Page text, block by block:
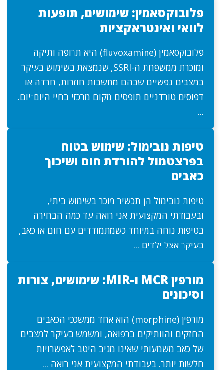
פלובוקסאמין: שימושים, תופעות
לוואי ואינטראקציות
פלובוקסאמין (fluvoxamine) היא תרופה ותיקה
ומוכרת ממשפחת ה-SSRI, שנמצאת בשימוש בעיקר
במצבים נפשיים שבהם מחשבות חוזרות, חרדה או
דפוסים טורדניים תופסים מקום מרכזי בחיי היום־יום.
...
טיפות נובימול: שימוש בטוח
בפרצטמול להורדת חום ושיכוך
כאבים
טיפות נובימול הן תכשיר מוכר בשימוש ביתי,
ובעבודתי המקצועית אני רואה עד כמה הבחירה
בטיפות נוחה במיוחד כשמתמודדים עם חום או כאב,
בעיקר אצל ילדים ...
מורפין MCR ו-MIR: שימושים, צורות
וסיכונים
מורפין (morphine) הוא אחד ממשככי הכאבים
החזקים והוותיקים ברפואה, ומשמש בעיקר למצבים
של כאב משמעותי שאינו מגיב היטב לאפשרויות
חלשות יותר. בעבודתי המקצועית אני רואה ...